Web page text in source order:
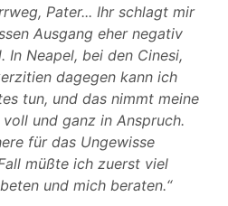
Pater... Ihr schlagt mir
Ausgang eher negativ
Neapel, bei den Cinesi,
dagegen kann ich
tun, und das nimmt meine
und ganz in Anspruch.
für das Ungewisse
müßte ich zuerst viel
und mich beraten.“